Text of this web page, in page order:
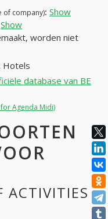
of company): Show
Show
worden niet
Hotels
database van BE
Agenda Midi)
ACTIVITIES